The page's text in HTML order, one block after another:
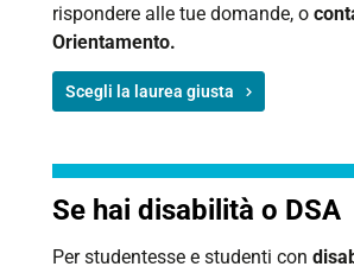
rispondere alle tue domande, o
Orientamento.
Scegli la laurea giusta
Se hai disabilità o DSA
Per studentesse e studenti con